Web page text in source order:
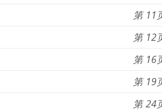
11
12
16
19
24